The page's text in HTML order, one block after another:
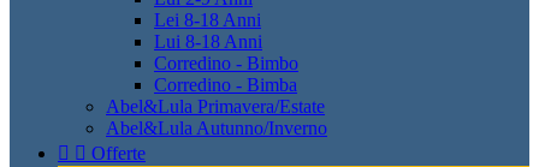
Lei 8-18 Anni
Lui 8-18 Anni
Corredino - Bimbo
Corredino - Bimba
Abel&Lula Primavera/Estate
Abel&Lula Autunno/Inverno
  Offerte